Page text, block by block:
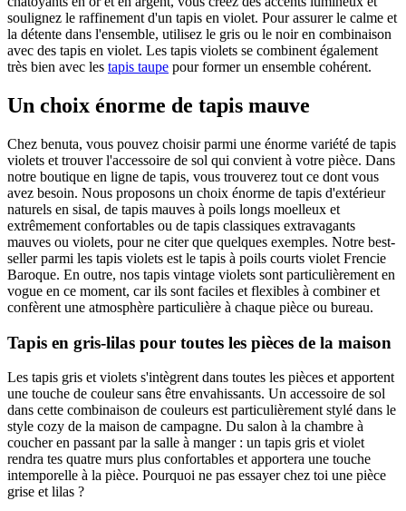
soulignez le raffinement d'un tapis en violet. Pour assurer le calme et
la détente dans l'ensemble, utilisez le gris ou le noir en combinaison
avec des tapis en violet. Les tapis violets se combinent également
très bien avec les tapis taupe pour former un ensemble cohérent.
Un choix énorme de tapis mauve
Chez benuta, vous pouvez choisir parmi une énorme variété de tapis
violets et trouver l'accessoire de sol qui convient à votre pièce. Dans
notre boutique en ligne de tapis, vous trouverez tout ce dont vous
avez besoin. Nous proposons un choix énorme de tapis d'extérieur
naturels en sisal, de tapis mauves à poils longs moelleux et
extrêmement confortables ou de tapis classiques extravagants
mauves ou violets, pour ne citer que quelques exemples. Notre best-
seller parmi les tapis violets est le tapis à poils courts violet Frencie
Baroque. En outre, nos tapis vintage violets sont particulièrement en
vogue en ce moment, car ils sont faciles et flexibles à combiner et
confèrent une atmosphère particulière à chaque pièce ou bureau.
Tapis en gris-lilas pour toutes les pièces de la maison
Les tapis gris et violets s'intègrent dans toutes les pièces et apportent
une touche de couleur sans être envahissants. Un accessoire de sol
dans cette combinaison de couleurs est particulièrement stylé dans le
style cozy de la maison de campagne. Du salon à la chambre à
coucher en passant par la salle à manger : un tapis gris et violet
rendra tes quatre murs plus confortables et apportera une touche
intemporelle à la pièce. Pourquoi ne pas essayer chez toi une pièce
grise et lilas ?